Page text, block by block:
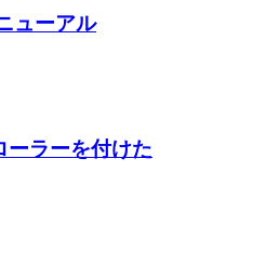
ューアル
ーラーを付けた